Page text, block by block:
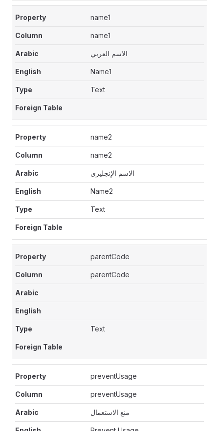
name1
name1
الاسم العربي
Name1
Text
name2
name2
الاسم الإنجليزي
Name2
Text
parentCode
parentCode
Text
preventUsage
preventUsage
منع الاستعمال